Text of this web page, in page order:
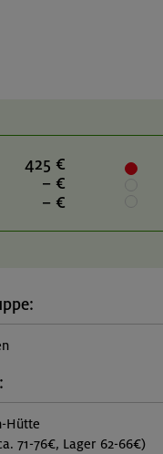
425 €
– €
– €
Hütte
71-76€, Lager 62-66€)